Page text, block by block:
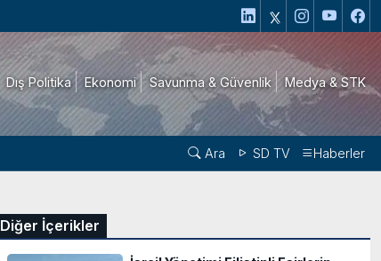
Dış Politika Ekonomi Savunma & Güvenlik Medya & STK
Ara SD TV Haberler
Diğer İçerikler